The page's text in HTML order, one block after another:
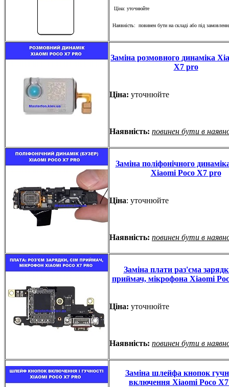
Ціна: уточнюйте
Наявність: повинен бути на складі або під
Заміна розмовного динаміка
X7 pro
Ціна: уточнюйте
Наявність: повинен бути в
Заміна поліфонічного
Xiaomi Poco X7 pro
Ціна: уточнюйте
Наявність: повинен бути в
Заміна плати раз'єма
приймач, мікрофона Xiaomi
Ціна: уточнюйте
Наявність: повинен бути в
Заміна шлейфа кнопок
включення Xiaomi Poco